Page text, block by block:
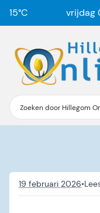
15°C vrijdag
19 februari 2026•